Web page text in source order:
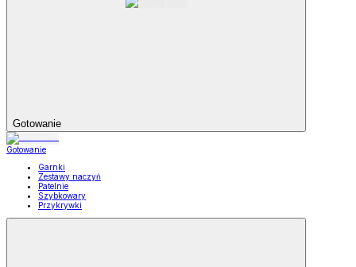
Gotowanie
Gotowanie
Garnki
Zestawy naczyń
Patelnie
Szybkowary
Przykrywki